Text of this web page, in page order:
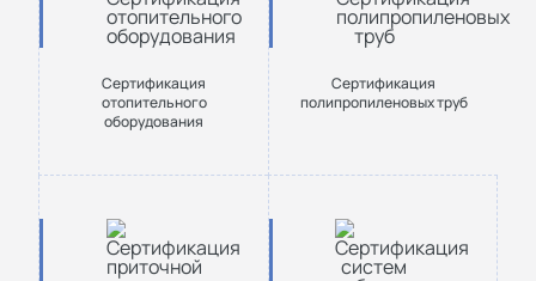
Сертификация
отопительного
оборудования
Сертификация
полипропиленовых труб